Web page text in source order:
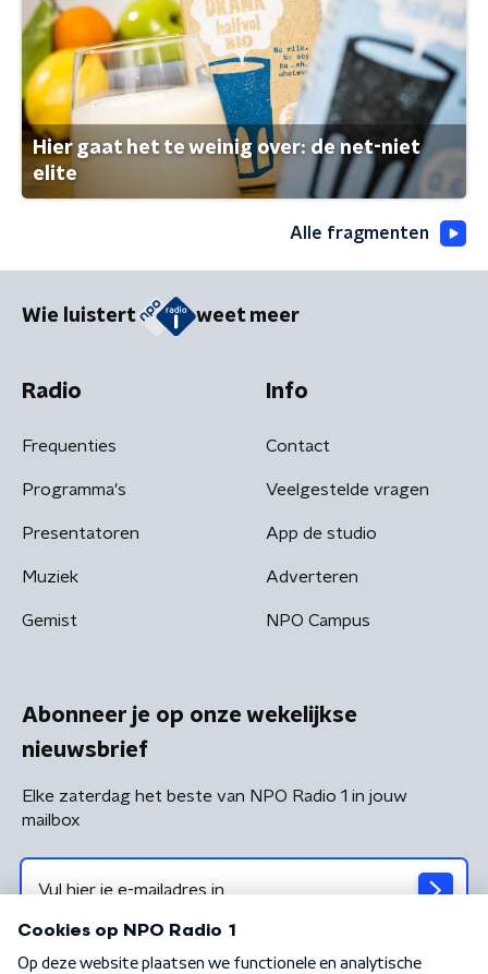
Hier gaat het te weinig over: de net-niet
elite
Alle fragmenten
Wie luistert weet meer
Radio
Frequenties
Programma's
Presentatoren
Muziek
Gemist
Info
Contact
Veelgestelde vragen
App de studio
Adverteren
NPO Campus
Abonneer je op onze wekelijkse
nieuwsbrief
Elke zaterdag het beste van NPO Radio 1 in jouw
mailbox